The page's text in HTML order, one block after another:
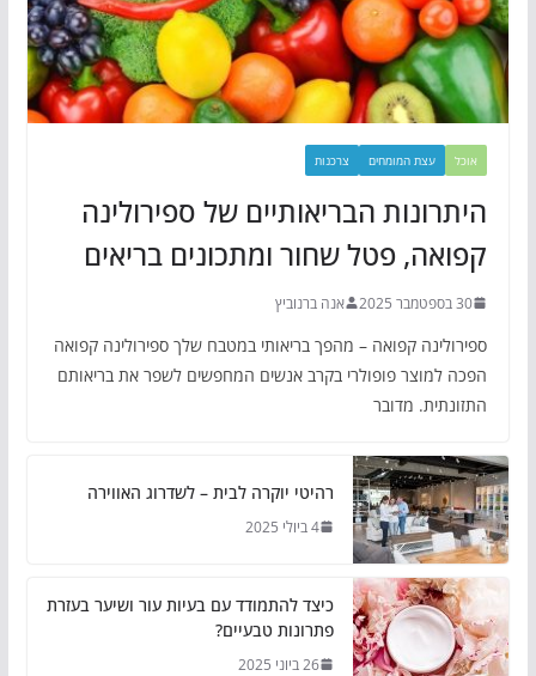
אוכל עצת המומחים צרכנות
היתרונות הבריאותיים של ספירולינה
קפואה, פטל שחור ומתכונים בריאים
30 בספטמבר 2025 אנה ברנוביץ
ספירולינה קפואה – מהפך בריאותי במטבח שלך ספירולינה קפואה
הפכה למוצר פופולרי בקרב אנשים המחפשים לשפר את בריאותם
התזונתית. מדובר
רהיטי יוקרה לבית – לשדרוג האווירה
4 ביולי 2025
כיצד להתמודד עם בעיות עור ושיער בעזרת
פתרונות טבעיים?
26 ביוני 2025